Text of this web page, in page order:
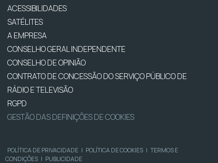
ACESSIBILIDADES
SATÉLITES
A EMPRESA
CONSELHO GERAL INDEPENDENTE
CONSELHO DE OPINIÃO
CONTRATO DE CONCESSÃO DO SERVIÇO PÚBLICO DE
RÁDIO E TELEVISÃO
RGPD
GESTÃO DAS DEFINIÇÕES DE COOKIES
POLÍTICA DE PRIVACIDADE | POLÍTICA DE COOKIES | TERMOS E
CONDIÇÕES | PUBLICIDADE